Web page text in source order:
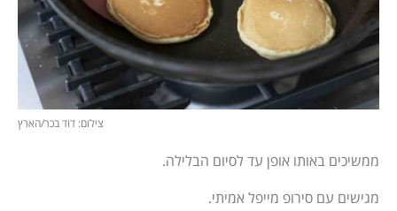
צילום: דוד בכר/הארץ
ממשיכים באותו אופן עד לסיום הבלילה.
מגישים עם סירופ מייפל אמיתי.